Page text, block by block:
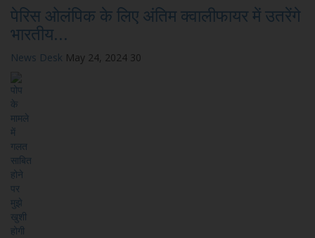
पेरिस ओलंपिक के लिए अंतिम क्वालीफायर में उतरेंगे
भारतीय...
News Desk May 24, 2024 30